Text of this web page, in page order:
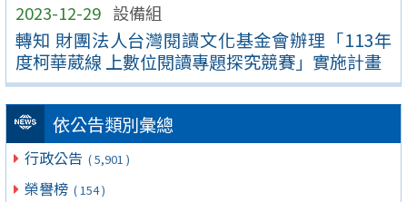
2023-12-29 設備組
轉知 財團法人台灣閱讀文化基金會辦理「113年
度柯華葳線 上數位閱讀專題探究競賽」實施計畫
依公告類別彙總
行政公告 ( 5,901 )
榮譽榜 ( 154 )